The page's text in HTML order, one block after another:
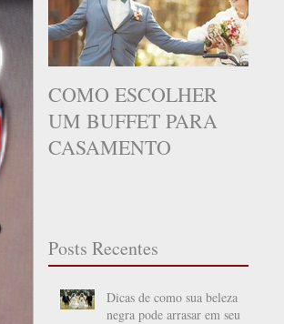
COMO ESCOLHER
UM BUFFET PARA
CASAMENTO
Posts Recentes
Dicas de como sua beleza
negra pode arrasar em seu